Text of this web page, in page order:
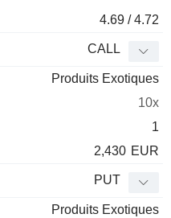
4.69 / 4.72
CALL
Produits Exotiques
10x
1
2,430 EUR
PUT
Produits Exotiques